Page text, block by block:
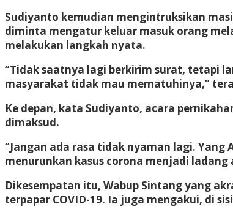
Sudiyanto kemudian mengintruksikan
diminta mengatur keluar masuk orang
melakukan langkah nyata.
“Tidak saatnya lagi berkirim surat, tetapi
masyarakat tidak mau mematuhinya,”
Ke depan, kata Sudiyanto, acara
dimaksud.
“Jangan ada rasa tidak nyaman lagi.
menurunkan kasus corona menjadi ladang
Dikesempatan itu, Wabup Sintang yang
terpapar COVID-19. Ia juga mengakui, di